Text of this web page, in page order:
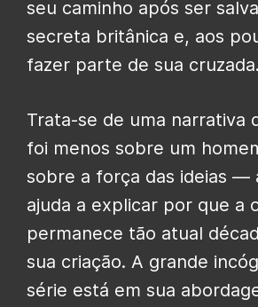
seu caminho após ser
secreta britânica e, aos
fazer parte de sua cruzada.
Trata-se de uma narrativa
foi menos sobre um
sobre a força das ideias —
ajuda a explicar por que a
permanece tão atual
sua criação. A grande
série está em sua